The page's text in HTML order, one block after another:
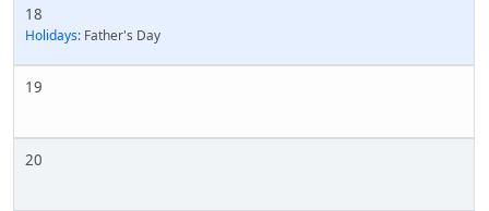
18
Holidays: Father's Day
19
20